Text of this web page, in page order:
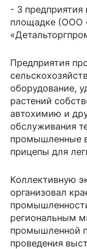
- 3 предприятия
площадке (ООО
Предприятия
оборудование,
растений
автохимию и
обслуживания
промышленные
прицепы для
Коллективную
организовал
региональным
промышленной
проведения